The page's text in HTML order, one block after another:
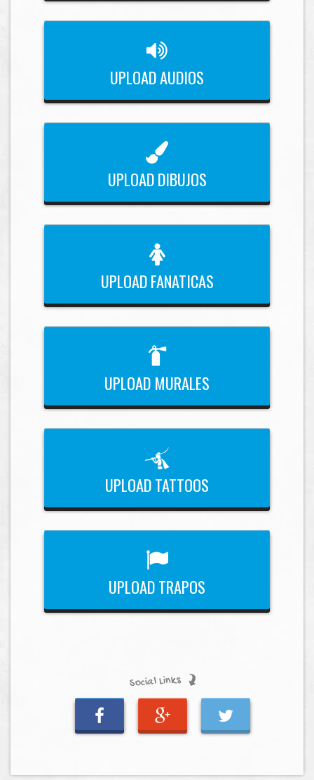
UPLOAD AUDIOS
UPLOAD DIBUJOS
UPLOAD FANATICAS
UPLOAD MURALES
UPLOAD TATTOOS
UPLOAD TRAPOS
Social Links